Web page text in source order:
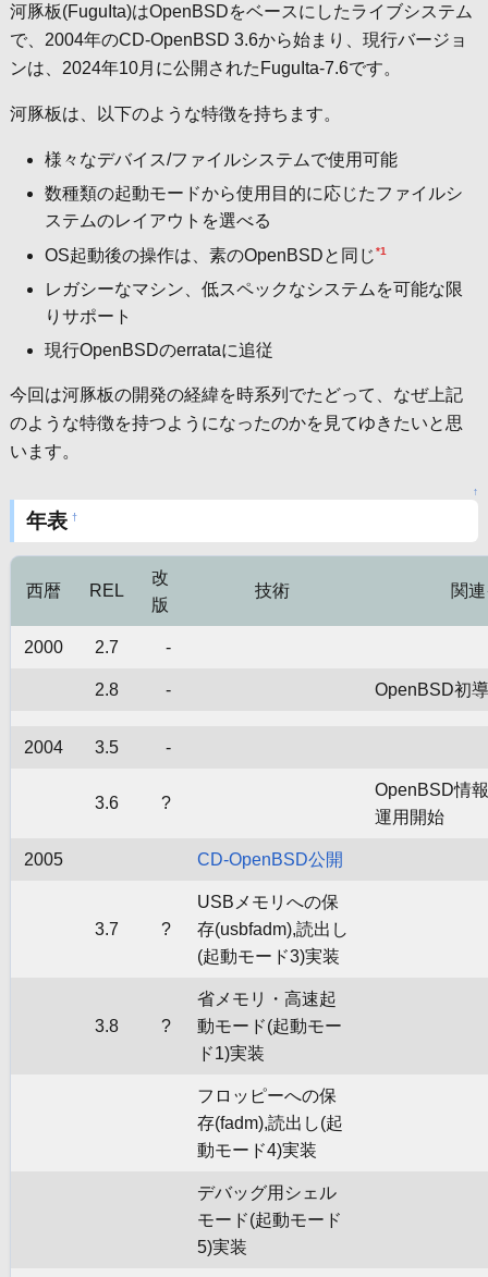
河豚板(FuguIta)はOpenBSDをベースにしたライブシステム
で、2004年のCD-OpenBSD 3.6から始まり、現行バージョ
ンは、2024年10月に公開されたFuguIta-7.6です。
河豚板は、以下のような特徴を持ちます。
様々なデバイス/ファイルシステムで使用可能
数種類の起動モードから使用目的に応じたファイルシ
ステムのレイアウトを選べる
OS起動後の操作は、素のOpenBSDと同じ*1
レガシーなマシン、低スペックなシステムを可能な限
りサポート
現行OpenBSDのerrataに追従
今回は河豚板の開発の経緯を時系列でたどって、なぜ上記
のような特徴を持つようになったのかを見てゆきたいと思
います。
↑
年表 †
西暦 REL
改
版
技術 関
2000 2.7 -
2.8 - OpenBSD初
2004 3.5 -
3.6 ?
OpenBSD情
運用開始
2005 CD-OpenBSD公開
3.7 ?
USBメモリへの保
存(usbfadm),読出し
(起動モード3)実装
3.8 ?
省メモリ・高速起
動モード(起動モー
ド1)実装
フロッピーへの保
存(fadm),読出し(起
動モード4)実装
デバッグ用シェル
モード(起動モード
5)実装